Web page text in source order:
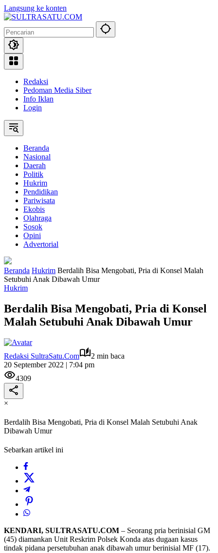
Langsung ke konten
Redaksi
Pedoman Media Siber
Info Iklan
Login
Beranda
Nasional
Daerah
Politik
Hukrim
Pendidikan
Pariwisata
Ekobis
Olahraga
Sosok
Opini
Advertorial
Beranda Hukrim Berdalih Bisa Mengobati, Pria di Konsel Malah
Setubuhi Anak Dibawah Umur
Hukrim
Berdalih Bisa Mengobati, Pria di Konsel
Malah Setubuhi Anak Dibawah Umur
Redaksi SultraSatu.Com
2 min baca
20 September 2022 | 7:04 pm
4309
×
Berdalih Bisa Mengobati, Pria di Konsel Malah Setubuhi Anak
Dibawah Umur
Sebarkan artikel ini
KENDARI, SULTRASATU.COM – Seorang pria berinisial GM
(45) diamankan Unit Reskrim Polsek Konda atas dugaan kasus
tindak pidana persetubuhan anak dibawah umur berinisial MF (17).